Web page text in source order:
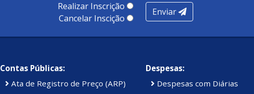
Realizar Inscrição
Cancelar Inscição
Enviar
Contas Públicas:
Ata de Registro de Preço (ARP)
Despesas:
Despesas com Diárias